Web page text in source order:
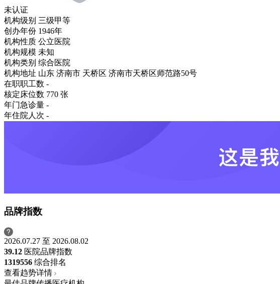
未认证
机构级别 三级甲等
创办年份 1946年
机构性质 公立医院
机构规模 未知
机构类别 综合医院
机构地址 山东 济南市 天桥区 济南市天桥区师范路50号
在职职工数 -
核定床位数 770 张
年门急诊量 -
年住院人次 -
品牌指数
2026.07.27 至 2026.08.02
39.12 医院品牌指数
1319556 综合排名
查看趋势详情